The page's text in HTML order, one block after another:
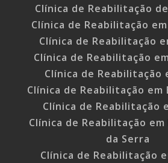
Clínica de Reabilitação
Clínica de Reabilitação
Clínica de Reabilitação
Clínica de Reabilitação
Clínica de Reabilitação
Clínica de Reabilitação em
Clínica de Reabilitação
Clínica de Reabilitação
da Serra
Clínica de Reabilitação